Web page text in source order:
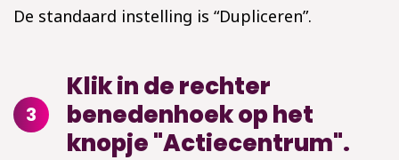
De standaard instelling is “Dupliceren”.
3
Klik in de rechter
benedenhoek op het
knopje "Actiecentrum".